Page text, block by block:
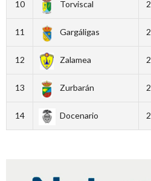
10 Torviscal
11 Gargáligas
12 Zalamea
13 Zurbarán
14 Docenario